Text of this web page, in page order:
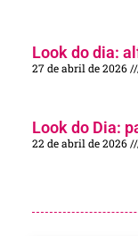
Look do dia:
27 de abril de 2026
Look do Dia:
22 de abril de 2026